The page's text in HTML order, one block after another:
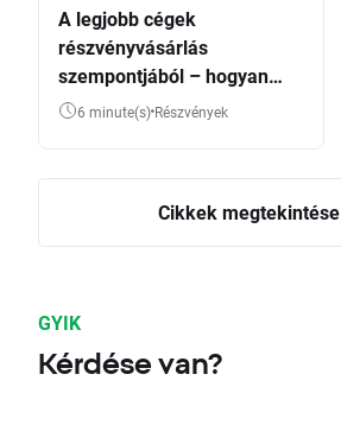
A legjobb cégek
részvényvásárlás
szempontjából – hogyan
válasszunk?
6 minute(s) Részvények
Cikkek megtekintése
GYIK
Kérdése van?